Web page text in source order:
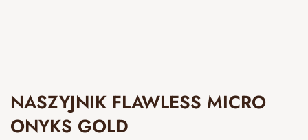
NASZYJNIK FLAWLESS MICRO
ONYKS GOLD